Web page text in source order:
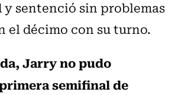
sentenció sin problemas
el décimo con su turno.
Jarry no pudo
semifinal de